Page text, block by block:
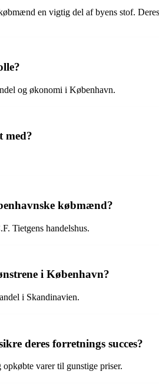
en vigtig del af byens stof.
og økonomi i København.
med?
købmænd?
Tietgens handelshus.
i København?
i Skandinavien.
deres forretnings succes?
varer til gunstige priser.